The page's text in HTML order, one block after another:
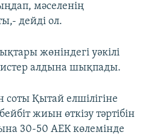
мәселенің
дейді ол.
жөніндегі уәкілі
алдына шықпады.
Қытай елшілігіне
жиын өткізу тәртібін
30-50 АЕК көлемінде